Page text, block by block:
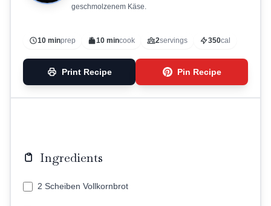
geschmolzenem Käse.
10 minprep 10 mincook 2servings 350cal
Print Recipe Pin Recipe
Ingredients
2 Scheiben Vollkornbrot